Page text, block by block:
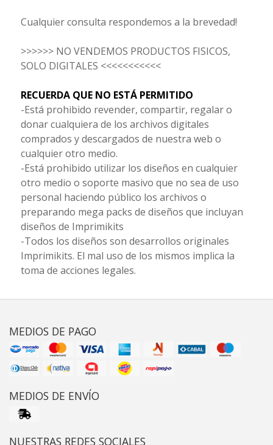
Cualquier consulta respondemos a la brevedad!
>>>>>> NO VENDEMOS PRODUCTOS FISICOS,
SOLO DIGITALES <<<<<<<<<<<
RECUERDA QUE NO ESTÁ PERMITIDO
-Está prohibido revender, compartir, regalar o
donar cualquiera de los archivos digitales
comprados y descargados de nuestra web o
cualquier otro medio.
-Está prohibido utilizar los diseños en cualquier
otro medio o soporte masivo que no sea de uso
personal haciendo público los archivos o
preparando mega packs de diseños que incluyan
diseños de Imprimikits
-Todos los diseños son desarrollos originales
Imprimikits. El mal uso de los mismos implica la
toma de acciones legales.
MEDIOS DE PAGO
MEDIOS DE ENVÍO
NUESTRAS REDES SOCIALES